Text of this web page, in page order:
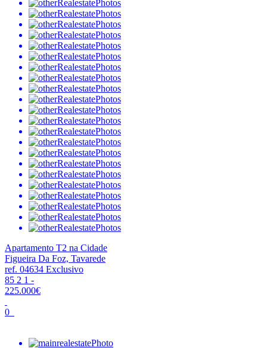
Apartamento T2 na Cidade
Figueira Da Foz, Tavarede
ref. 04634 Exclusivo
85 2 1 -
225.000€
0